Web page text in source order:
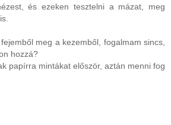
és ezeken tesztelni a mázat, meg
meg a kezemből, fogalmam sincs,
hozzá?
papírra mintákat először, aztán menni fog